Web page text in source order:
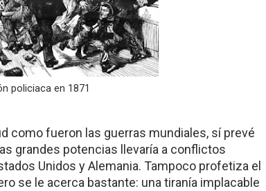
policiaca en 1871
como fueron las guerras mundiales, sí prevé
grandes potencias llevaría a conflictos
Unidos y Alemania. Tampoco profetiza el
se le acerca bastante: una tiranía implacable